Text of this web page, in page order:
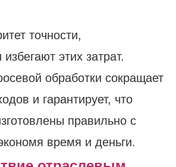
точности,
этих затрат.
обработки сокращает
и гарантирует, что
правильно с
время и деньги.